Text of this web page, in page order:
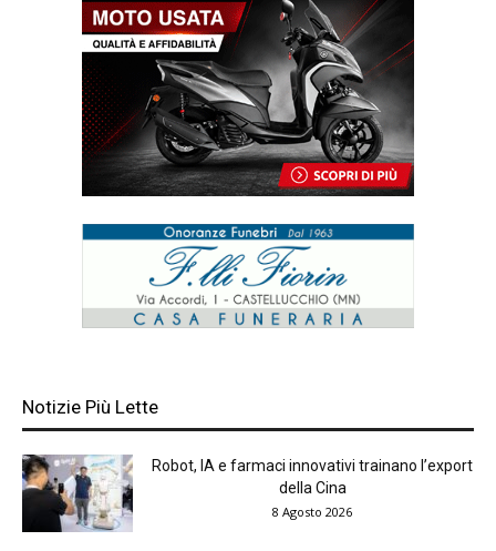
Notizie Più Lette
Robot, IA e farmaci innovativi trainano l’export
della Cina
8 Agosto 2026